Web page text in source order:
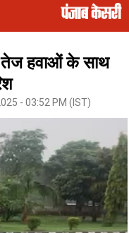
तेज हवाओं के साथ
- 03:52 PM (IST)